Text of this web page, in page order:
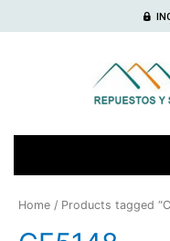
Home / Products tagged